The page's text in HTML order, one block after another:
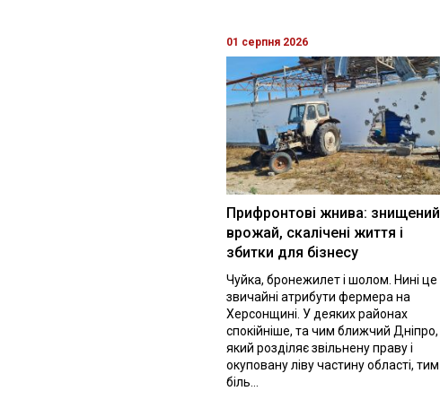
01 серпня 2026
Прифронтові жнива: знищений
врожай, скалічені життя і
збитки для бізнесу
Чуйка, бронежилет і шолом. Нині це
звичайні атрибути фермера на
Херсонщині. У деяких районах
спокійніше, та чим ближчий Дніпро,
який розділяє звільнену праву і
окуповану ліву частину області, тим
біль...